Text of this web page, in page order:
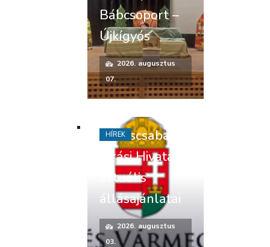
Bábcsoport –
Újkígyós
2026. augusztus
07.
Békéscsabai
Járási Hivatal
aktuális
állásajánlatai
2026. augusztus
03.
HÍREK